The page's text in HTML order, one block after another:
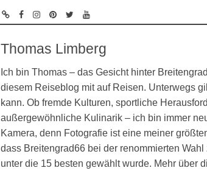
Thomas Limberg
Ich bin Thomas – das Gesicht hinter
diesem Reiseblog mit auf Reisen. Unterwegs
kann. Ob fremde Kulturen, sportliche
außergewöhnliche Kulinarik – ich bin immer
Kamera, denn Fotografie ist eine meiner
dass Breitengrad66 bei der renommierten
unter die 15 besten gewählt wurde. Mehr über